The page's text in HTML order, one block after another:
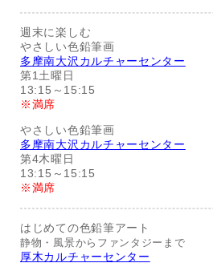
週末に楽しむ
やさしい色鉛筆画
多摩南大沢カルチャーセンター
第1土曜日
13:15～15:15
※満席
やさしい色鉛筆画
多摩南大沢カルチャーセンター
第4木曜日
13:15～15:15
※満席
はじめての色鉛筆アート
静物・風景からファンタジーまで
厚木カルチャーセンター